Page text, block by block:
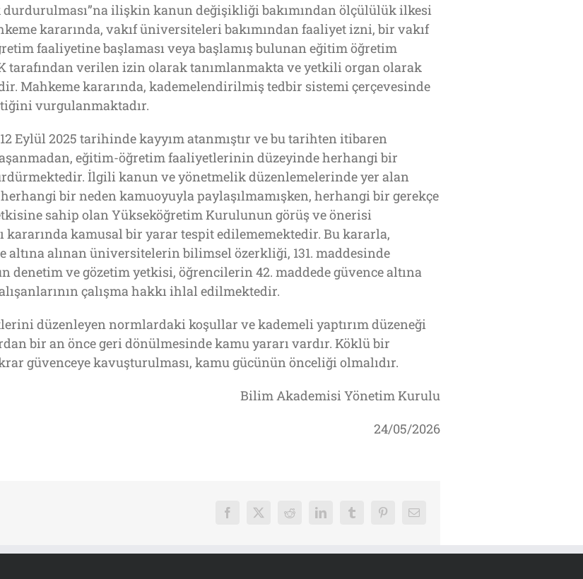
ilişkin kanun değişikliği bakımından ölçülülük ilkesi
kararında, vakıf üniversiteleri bakımından faaliyet izni, bir vakıf
faaliyetine başlaması veya başlamış bulunan eğitim öğretim
tarafından verilen izin olarak tanımlanmakta ve yetkili organ olarak
Mahkeme kararında, kademelendirilmiş tedbir sistemi çerçevesinde
vurgulanmaktadır.
Eylül 2025 tarihinde kayyım atanmıştır ve bu tarihten itibaren
eğitim-öğretim faaliyetlerinin düzeyinde herhangi bir
İlgili kanun ve yönetmelik düzenlemelerinde yer alan
bir neden kamuoyuyla paylaşılmamışken, herhangi bir gerekçe
sahip olan Yükseköğretim Kurulunun görüş ve önerisi
kararında kamusal bir yarar tespit edilememektedir. Bu kararla,
altına alınan üniversitelerin bilimsel özerkliği, 131. maddesinde
ve gözetim yetkisi, öğrencilerin 42. maddede güvence altına
çalışma hakkı ihlal edilmektedir.
düzenleyen normlardaki koşullar ve kademeli yaptırım düzeneği
bir an önce geri dönülmesinde kamu yararı vardır. Köklü bir
güvenceye kavuşturulması, kamu gücünün önceliği olmalıdır.
Bilim Akademisi Yönetim Kurulu
24/05/2026
Facebook
X Reddit LinkedInTumblrPinterest
E-